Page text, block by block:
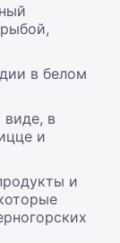
в белом
в
и
и